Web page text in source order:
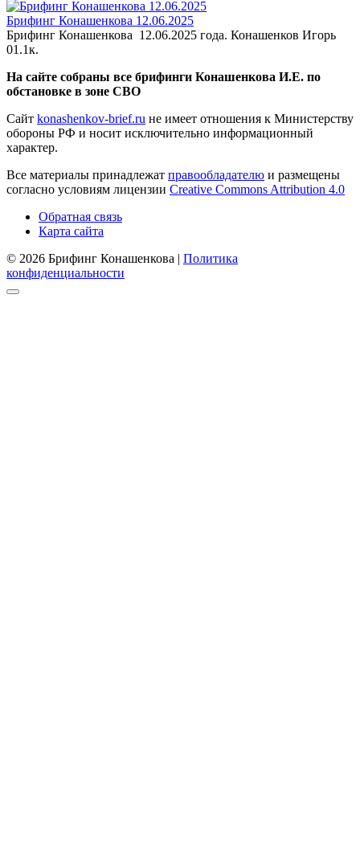
Брифинг Конашенкова 12.06.2025
Брифинг Конашенкова 12.06.2025 года. Конашенков Игорь
01.1к.
На сайте собраны все брифинги Конашенкова И.Е. по
обстановке в зоне СВО
Сайт konashenkov-brief.ru не имеет отношения к Министерству
обороны РФ и носит исключительно информационный
характер.
Все материалы принадлежат правообладателю и размещены
согласно условиям лицензии Creative Commons Attribution 4.0
Обратная связь
Карта сайта
© 2026 Брифинг Конашенкова | Политика
конфиденциальности